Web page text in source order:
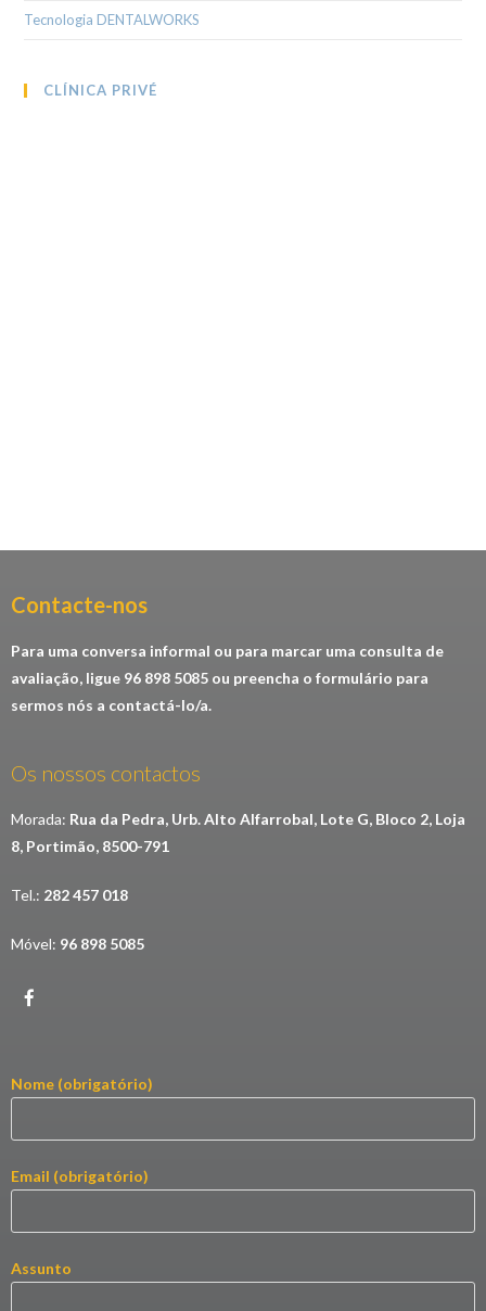
Tecnologia DENTALWORKS
CLÍNICA PRIVÉ
Contacte-nos​
Para uma conversa informal ou para marcar uma consulta de
avaliação, ligue 96 898 5085 ou preencha o formulário para
sermos nós a contactá-lo/a.
Os nossos contactos
Morada: Rua da Pedra, Urb. Alto Alfarrobal, Lote G, Bloco 2, Loja
8, Portimão, 8500-791
Tel.: 282 457 018
Móvel: 96 898 5085
Nome (obrigatório)
Email (obrigatório)
Assunto